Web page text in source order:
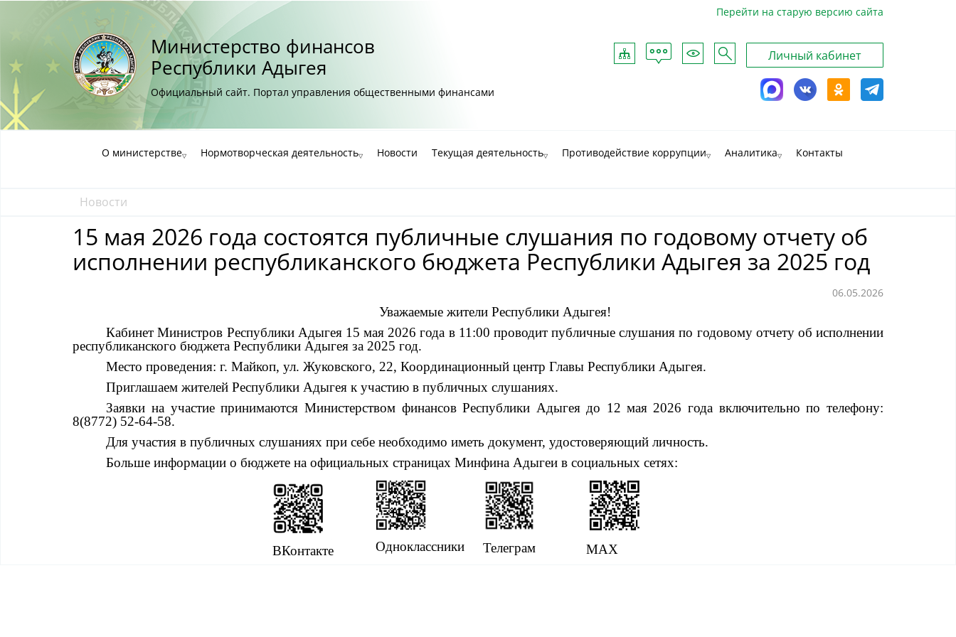
Министерство финансов
Республики Адыгея
Официальный сайт. Портал управления общественными финансами
Карта
сайта
Обратная
связь
Для
слабовидящих
Поиск
Личный кабинет
Telegram
Одноклассники
ВКонтакте
MAX
Перейти на старую версию сайта
О министерстве Нормотворческая деятельность Новости Текущая деятельность Противодействие коррупции Аналитика Контакты
Новости
15 мая 2026 года состоятся публичные слушания по годовому отчету об
исполнении республиканского бюджета Республики Адыгея за 2025 год
06.05.2026
Уважаемые жители Республики Адыгея!
Кабинет Министров Республики Адыгея 15 мая 2026 года в 11:00 проводит публичные слушанияпо годовому отчету об исполнении
республиканского бюджета Республики Адыгея за 2025 год.
Место проведения:г. Майкоп, ул. Жуковского, 22, Координационный центр Главы Республики Адыгея.
Приглашаем жителей Республики Адыгея к участию в публичных слушаниях.
Заявки на участие принимаются Министерством финансов Республики Адыгея до 12 мая2026 года включительнопо телефону:
8(8772) 52-64-58.
Для участия в публичных слушаниях при себе необходимо иметь документ, удостоверяющий личность.
Больше информации о бюджете на официальных страницах Минфина Адыгеи в социальных сетях:
ВКонтакте Одноклассники Телеграм MAX